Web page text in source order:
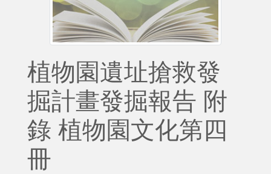
植物園遺址搶救發
掘計畫發掘報告 附
錄 植物園文化第四
冊